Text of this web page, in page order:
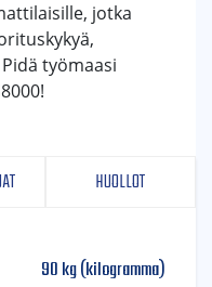
HUOLLOT
90 kg (kilogramma)
jotka
työmaasi